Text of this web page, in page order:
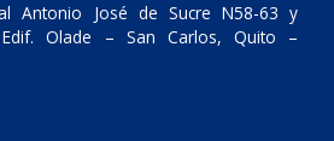
Antonio José de Sucre N58-63 y
Edif. Olade – San Carlos, Quito –